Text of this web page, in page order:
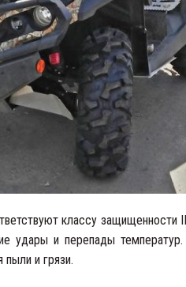
классу защищенности
удары и перепады
и грязи.